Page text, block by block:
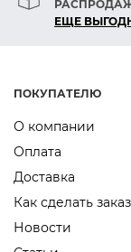
ЕЩЕ
ПОКУПАТЕЛЮ
О компании
Оплата
Доставка
Как сделать заказ
Новости